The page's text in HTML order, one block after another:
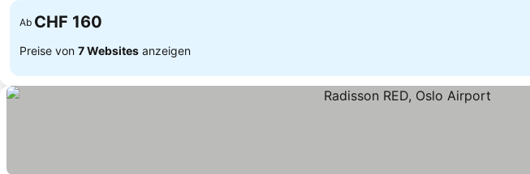
Ab CHF 160
Preise von 7 Websites anzeigen